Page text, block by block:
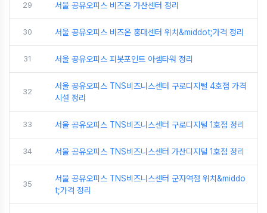
29 서울 공유오피스 비즈온 가산센터 정리
30 서울 공유오피스 비즈온 홍대센터 위치&middot;가격 정리
31 서울 공유오피스 피봇포인트 아셈타워 정리
32
서울 공유오피스 TNS비즈니스센터 구로디지털 4호점 가격
시설 정리
33 서울 공유오피스 TNS비즈니스센터 구로디지털 1호점 정리
34 서울 공유오피스 TNS비즈니스센터 가산디지털 1호점 정리
35
서울 공유오피스 TNS비즈니스센터 군자역점 위치&middo
t;가격 정리